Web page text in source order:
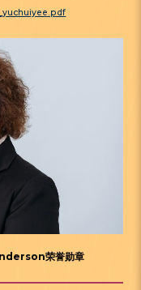
荣誉勋章